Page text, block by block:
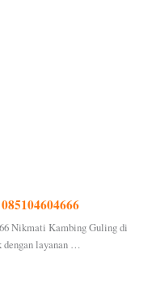
Nikmati Kambing Guling di
dengan layanan …